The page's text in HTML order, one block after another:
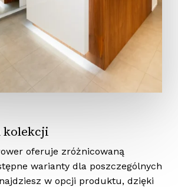
oferuje zróżnicowaną
warianty dla poszczególnych
w opcji produktu, dzięki